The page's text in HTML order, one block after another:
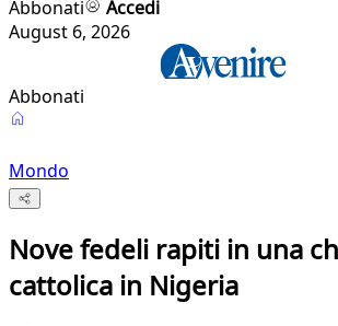
Abbonati
Accedi
August 6, 2026
Abbonati
Mondo
Nove fedeli rapiti in una
cattolica in Nigeria